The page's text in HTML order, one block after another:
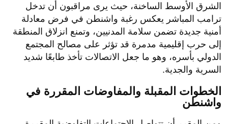
الشرق الأوسط الساخنة، حيث يرى مراقبون أن تدخل
ترامب المباشر يعكس رغبة واشنطن في فرض معادلة
أمنية جديدة تضمن سلامة المدنيين، وتمنع انزلاق المنطقة
إلى حرب إقليمية مدمرة قد تؤثر على مصالح المجتمع
الدولي بأسره، وهو ما جعل الاتصالات تأخذ طابعًا شديد
السرية والجدية.
​الخطوات المقبلة والمفاوضات المقررة في
واشنطن